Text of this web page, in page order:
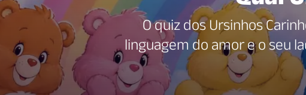
O quiz dos Ursinhos
linguagem do amor e o seu